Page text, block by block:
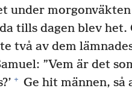
under morgonväkten
tills dagen blev het.
två av dem
”Vem är det
+ Ge hit männen, så